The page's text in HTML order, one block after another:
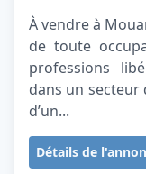
À vendre à
de toute
professions
dans un
d’un...
Détails de